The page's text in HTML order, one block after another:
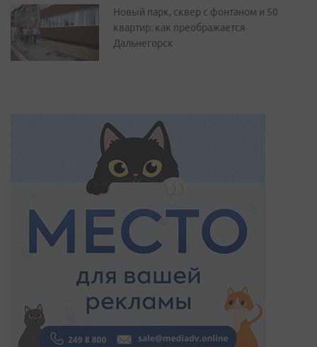
Новый парк, сквер с фонтаном и 50
квартир: как преображается
Дальнегорск